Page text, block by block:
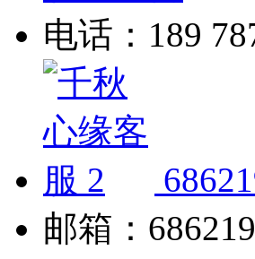
电话：189
邮箱：